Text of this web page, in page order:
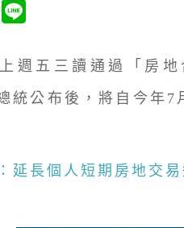
週五三讀通過「房
統公布後，將自今年7
延長個人短期房地交